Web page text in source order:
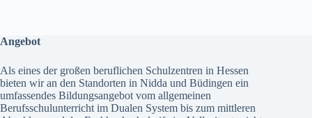
Angebot
Als eines der großen beruflichen Schulzentren in Hessen
bieten wir an den Standorten in Nidda und Büdingen ein
umfassendes Bildungsangebot vom allgemeinen
Berufsschulunterricht im Dualen System bis zum mittleren